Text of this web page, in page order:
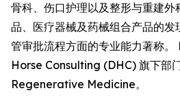
骨科、伤口护理以及整形与重建外
品、医疗器械及药械组合产品的
管审批流程方面的专业能力著称
Horse Consulting (DHC) 旗下部
Regenerative Medicine。